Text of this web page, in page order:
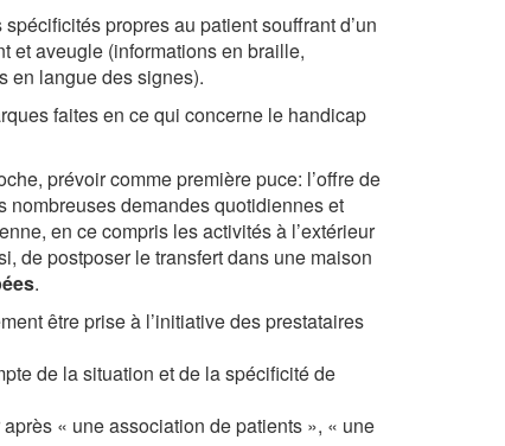
propres au patient souffrant d’un
et aveugle (informations en braille,
en langue des signes).
faites en ce qui concerne le handicap
prévoir comme première puce: l’offre de
nombreuses demandes quotidiennes et
en ce compris les activités à l’extérieur
de postposer le transfert dans une maison
.
être prise à l’initiative des prestataires
de la situation et de la spécificité de
« une association de patients », « une